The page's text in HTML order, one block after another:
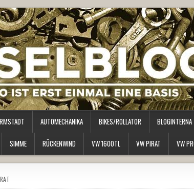
AUTOMECHANIKA BIKES/ROLLATOR BLOGINTERNA
SIMME RÜCKENWIND VW 1600TL VW PIRAT VW